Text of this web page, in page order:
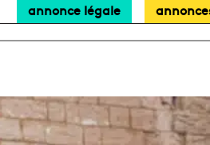
annonce légale